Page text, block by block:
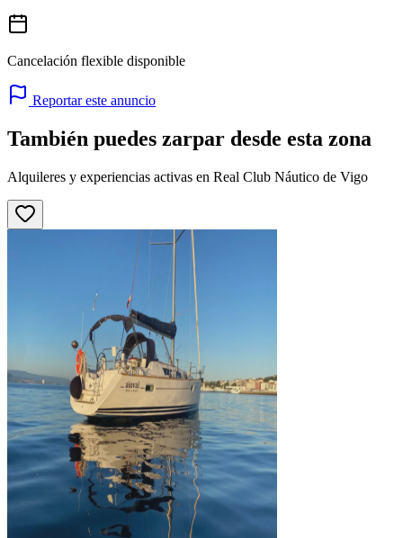
Cancelación flexible disponible
Reportar este anuncio
También puedes zarpar desde esta zona
Alquileres y experiencias activas en Real Club Náutico de Vigo